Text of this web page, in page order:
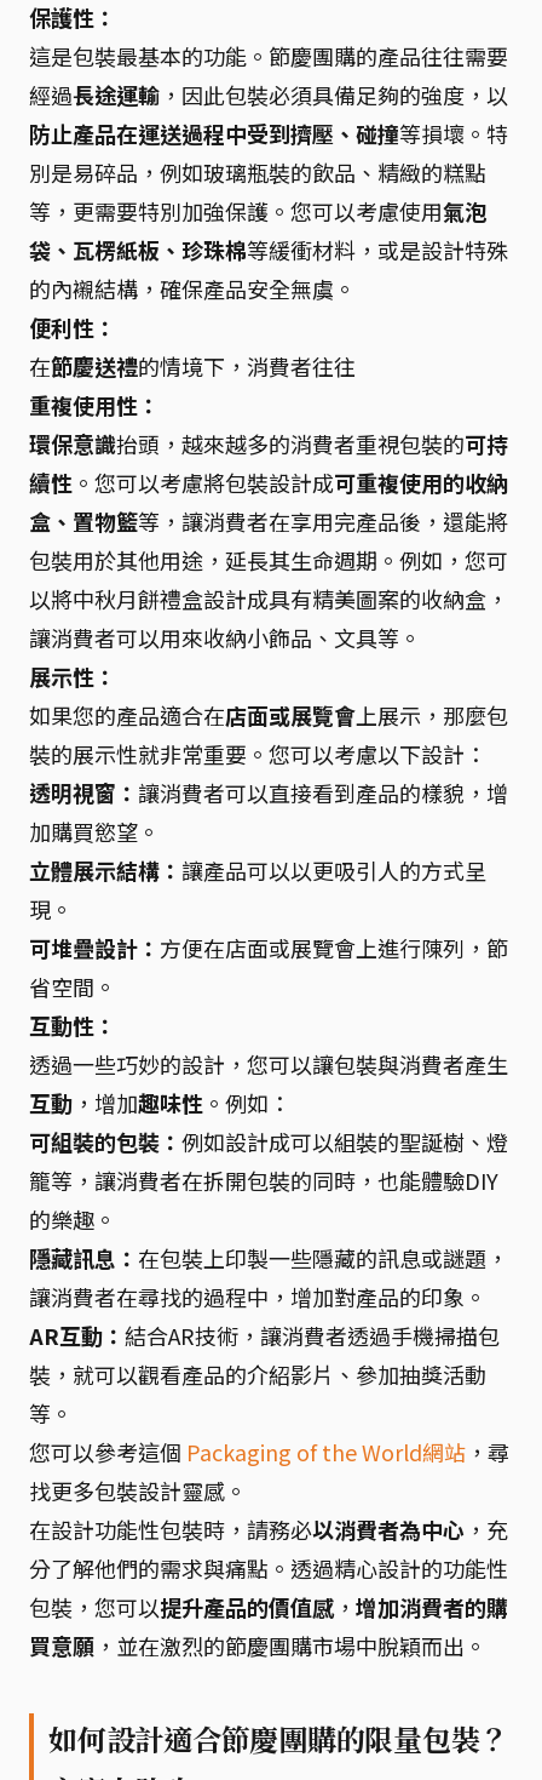
保護性：
這是包裝最基本的功能。節慶團購的產品往往需要
經過長途運輸 ，因此包裝必須具備足夠的強度，以
防止產品在運送過程中受到擠壓、碰撞等損壞。特
別是易碎品，例如玻璃瓶裝的飲品、精緻的糕點
等，更需要特別加強保護。您可以考慮使用氣泡
袋、瓦楞紙板、珍珠棉等緩衝材料，或是設計特殊
的內襯結構，確保產品安全無虞。
便利性：
在節慶送禮的情境下，消費者往往
重複使用性：
環保意識抬頭，越來越多的消費者重視包裝的可持
續性 。您可以考慮將包裝設計成可重複使用的收納
盒、置物籃等，讓消費者在享用完產品後，還能將
包裝用於其他用途，延長其生命週期。例如，您可
以將中秋月餅禮盒設計成具有精美圖案的收納盒，
讓消費者可以用來收納小飾品、文具等。
展示性：
如果您的產品適合在店面或展覽會 上展示，那麼包
裝的展示性就非常重要。您可以考慮以下設計：
透明視窗： 讓消費者可以直接看到產品的樣貌，增
加購買慾望。
立體展示結構： 讓產品可以以更吸引人的方式呈
現。
可堆疊設計： 方便在店面或展覽會上進行陳列，節
省空間。
互動性：
透過一些巧妙的設計，您可以讓包裝與消費者產生
互動 ，增加趣味性 。例如：
可組裝的包裝： 例如設計成可以組裝的聖誕樹、燈
籠等，讓消費者在拆開包裝的同時，也能體驗DIY
的樂趣。
隱藏訊息： 在包裝上印製一些隱藏的訊息或謎題，
讓消費者在尋找的過程中，增加對產品的印象。
AR互動： 結合AR技術，讓消費者透過手機掃描包
裝，就可以觀看產品的介紹影片、參加抽獎活動
等。
您可以參考這個 Packaging of the World網站 ，尋
找更多包裝設計靈感。
在設計功能性包裝時，請務必以消費者為中心 ，充
分了解他們的需求與痛點。透過精心設計的功能性
包裝，您可以提升產品的價值感， 增加消費者的購
買意願 ，並在激烈的節慶團購市場中脫穎而出。
如何設計適合節慶團購的限量包裝？